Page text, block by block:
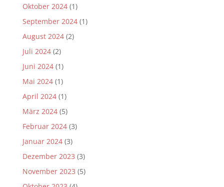
Oktober 2024(1)
September 2024(1)
August 2024(2)
Juli 2024(2)
Juni 2024(1)
Mai 2024(1)
April 2024(1)
März 2024(5)
Februar 2024(3)
Januar 2024(3)
Dezember 2023 (3)
November 2023 (5)